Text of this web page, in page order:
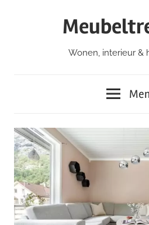
Wonen, interieur &